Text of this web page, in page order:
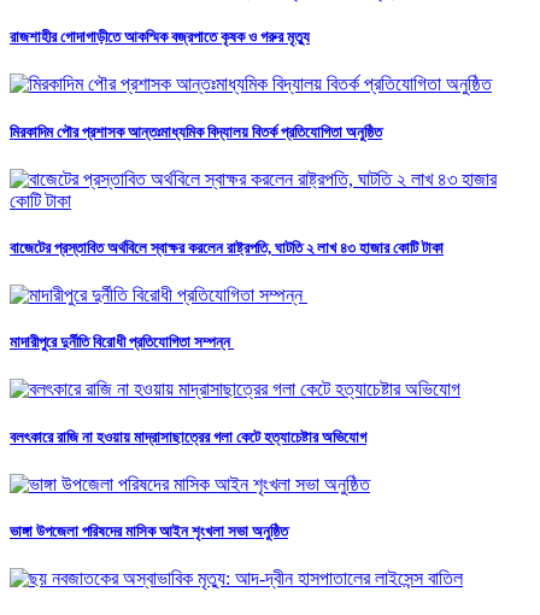
রাজশাহীর গোদাগাড়ীতে আকস্মিক বজ্রপাতে কৃষক ও গরুর মৃত্যু
মিরকাদিম পৌর প্রশাসক আন্তঃমাধ্যমিক বিদ্যালয় বিতর্ক প্রতিযোগিতা অনুষ্ঠিত
বাজেটের প্রস্তাবিত অর্থবিলে স্বাক্ষর করলেন রাষ্ট্রপতি, ঘাটতি ২ লাখ ৪৩ হাজার কোটি টাকা
মাদারীপুরে দুর্নীতি বিরোধী প্রতিযোগিতা সম্পন্ন
বলৎকারে রাজি না হওয়ায় মাদ্রাসাছাত্রের গলা কেটে হত্যাচেষ্টার অভিযোগ
ভাঙ্গা উপজেলা পরিষদের মাসিক আইন শৃংখলা সভা অনুষ্ঠিত